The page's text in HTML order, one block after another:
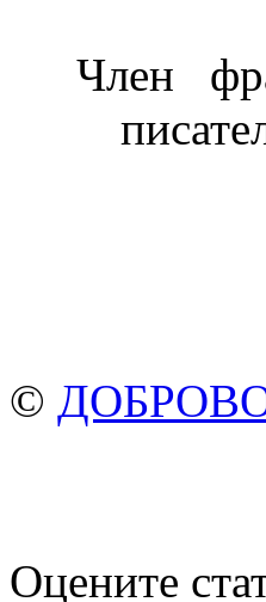
Член
©
Оцените